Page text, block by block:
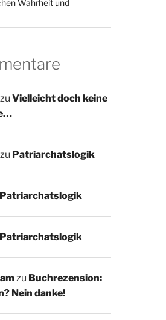
Wahrheit und
zu Vielleicht doch keine
zu Patriarchatslogik
Patriarchatslogik
Patriarchatslogik
zu Buchrezension:
Nein danke!